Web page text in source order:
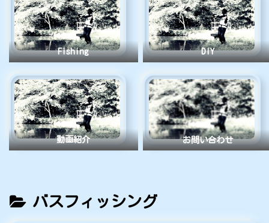
Fishing DIY
動画紹介 お問い合わせ
バスフィッシング